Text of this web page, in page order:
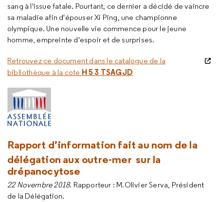
sang à l'issue fatale. Pourtant, ce dernier a décidé de vaincre
sa maladie afin d'épouser Xi Ping, une championne
olympique. Une nouvelle vie commence pour le jeune
homme, empreinte d'espoir et de surprises.
Retrouvez ce document dans le catalogue de la
bibliothèque à la cote H 5 3 TSAGJD
Rapport d’information fait au nom de la
délégation aux outre-mer sur la
drépanocytose
22 Novembre 2018. Rapporteur : M.Olivier Serva, Président
de la Délégation.